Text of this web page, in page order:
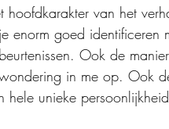
hoofdkarakter van het
enorm goed
Ook de
in me op. Ook
hele unieke